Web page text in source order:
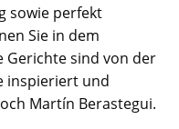
sowie perfekt
Sie in dem
Gerichte sind von der
inspieriert und
Martín Berastegui.